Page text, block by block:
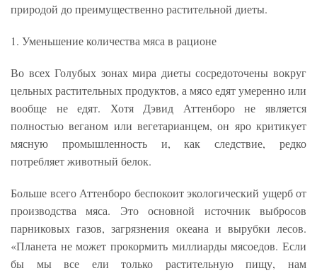
природой до преимущественно растительной диеты.
1. Уменьшение количества мяса в рационе
Во всех Голубых зонах мира диеты сосредоточены вокруг
цельных растительных продуктов, а мясо едят умеренно или
вообще не едят. Хотя Дэвид Аттенборо не является
полностью веганом или вегетарианцем, он яро критикует
мясную промышленность и, как следствие, редко
потребляет животный белок.
Больше всего Аттенборо беспокоит экологический ущерб от
производства мяса. Это основной источник выбросов
парниковых газов, загрязнения океана и вырубки лесов.
«Планета не может прокормить миллиарды мясоедов. Если
бы мы все ели только растительную пищу, нам